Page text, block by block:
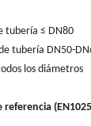
tubería ≤ DN80
tubería DN50-
los diámetros